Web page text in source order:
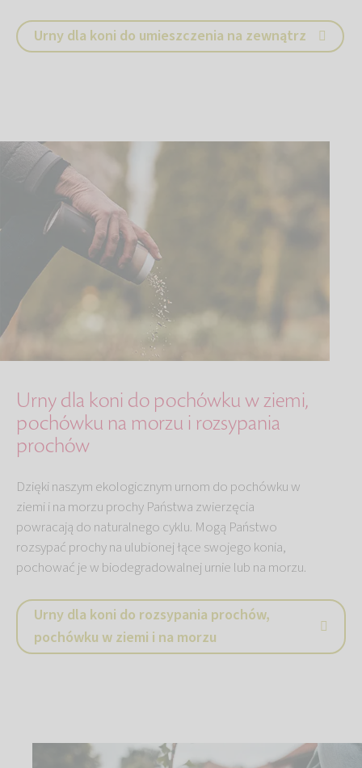
Urny dla koni do umieszczenia na zewnątrz
Urny dla koni do pochówku w ziemi,
pochówku na morzu i rozsypania
prochów
Dzięki naszym ekologicznym urnom do pochówku w
ziemi i na morzu prochy Państwa zwierzęcia
powracają do naturalnego cyklu. Mogą Państwo
rozsypać prochy na ulubionej łące swojego konia,
pochować je w biodegradowalnej urnie lub na morzu.
Urny dla koni do rozsypania prochów,
pochówku w ziemi i na morzu